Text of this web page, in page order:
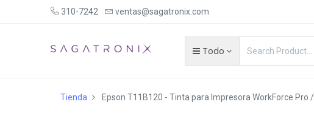
310-7242 ventas@sagatronix.com
Todo
Tienda Epson T11B120 - Tinta para Impresora WorkForce Pro /